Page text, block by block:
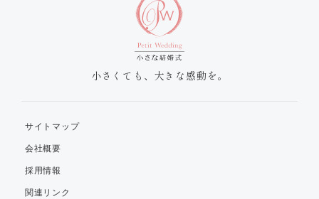
小さくても、大きな感動を。
サイトマップ
会社概要
採用情報
関連リンク